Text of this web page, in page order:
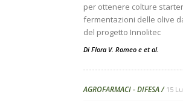
per ottenere colture
fermentazioni delle olive
del progetto Innolitec
Di Flora V. Romeo e et al.
AGROFARMACI - DIFESA 15